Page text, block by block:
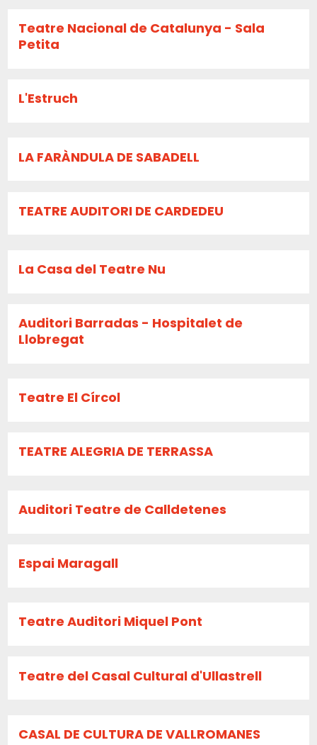
Teatre Nacional de Catalunya - Sala
Petita
L'Estruch
LA FARÀNDULA DE SABADELL
TEATRE AUDITORI DE CARDEDEU
La Casa del Teatre Nu
Auditori Barradas - Hospitalet de
Llobregat
Teatre El Círcol
TEATRE ALEGRIA DE TERRASSA
Auditori Teatre de Calldetenes
Espai Maragall
Teatre Auditori Miquel Pont
Teatre del Casal Cultural d'Ullastrell
CASAL DE CULTURA DE VALLROMANES